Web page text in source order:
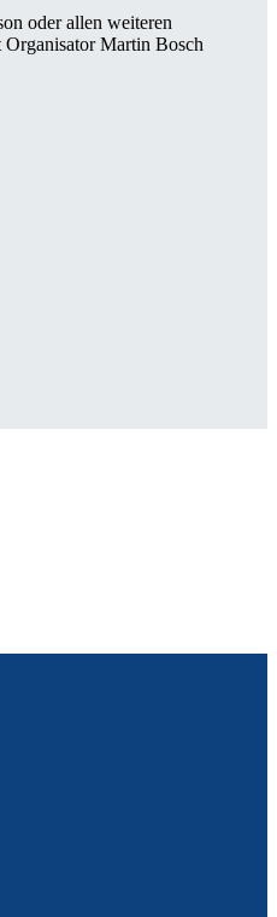
oder allen weiteren
Martin Bosch